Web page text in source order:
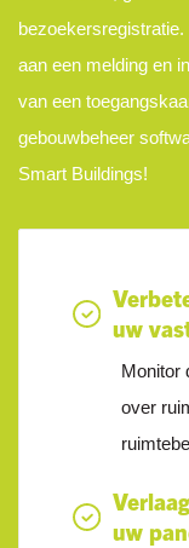
uw
Monitor
over
uw
aan een melding en
van een
gebouwbeheer
Smart Buildings!